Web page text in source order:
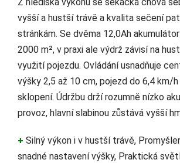
vyšší a hustší trávě a kvalita sečení
stránkám. Se dvěma 12,0Ah
2000 m², v praxi ale výdrž závisí na
využití pojezdu. Ovládání usnadňuje
výšky 2,5 až 10 cm, pojezd do 6,4 km/
sklopení. Údržbu drží rozumně nízko
provoz, hlavní slabinou zůstává vyšší
+ Silný výkon i v hustší trávě,
snadné nastavení výšky, Praktická